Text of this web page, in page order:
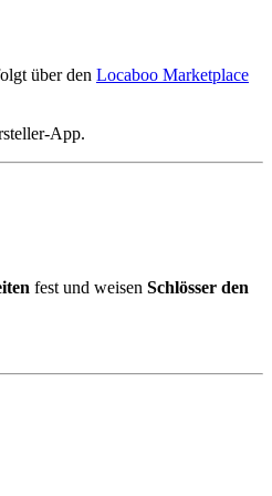
über den Locaboo Marketplace
App.
fest und weisen Schlösser den